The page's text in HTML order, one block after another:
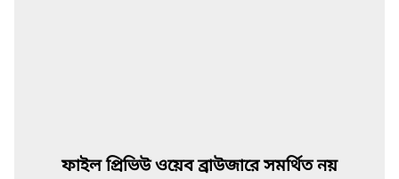
ফাইল প্রিভিউ ওয়েব ব্রাউজারে সমর্থিত নয়